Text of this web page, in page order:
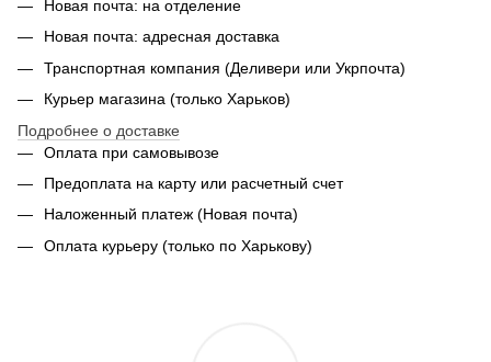
Новая почта: на отделение
Новая почта: адресная доставка
Транспортная компания (Деливери или Укрпочта)
Курьер магазина (только Харьков)
Подробнее о доставке
Оплата при самовывозе
Предоплата на карту или расчетный счет
Наложенный платеж (Новая почта)
Оплата курьеру (только по Харькову)